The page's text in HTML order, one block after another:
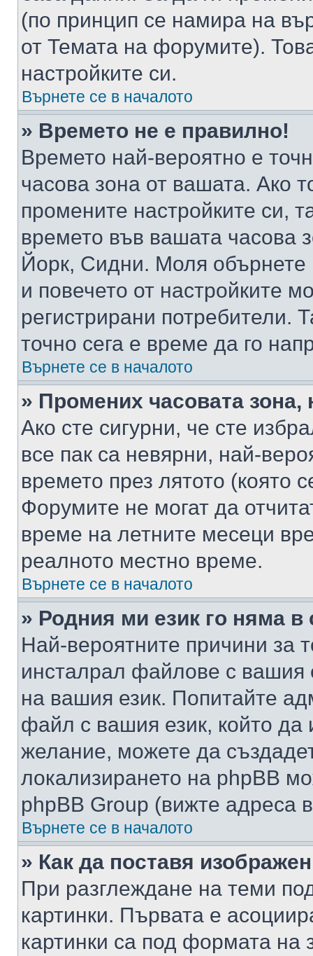
(по принцип се намира на
от Темата на форумите).
настройките си.
Върнете се в началото
» Времето не е правилно!
Времето най-вероятно е
часова зона от вашата. Ако
промените настройките си,
времето във вашата
Йорк, Сидни. Моля обърнете
и повечето от настройките
регистрирани потребители.
точно сега е време да го
Върнете се в началото
» Промених часовата
Ако сте сигурни, че сте
все пак са невярни, най-
времето през лятото (която
Форумите не могат да
време на летните месеци
реалното местно време.
Върнете се в началото
» Родния ми език го няма в
Най-вероятните причини за
инсталрал файлове с вашия
на вашия език. Попитайте
файл с вашия език, който да
желание, можете да
локализирането на phpBB
phpBB Group (вижте адреса
Върнете се в началото
» Как да поставя
При разглеждане на теми
картинки. Първата е
картинки са под формата на